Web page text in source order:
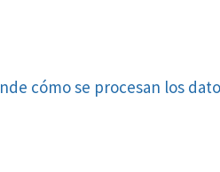
cómo se procesan los